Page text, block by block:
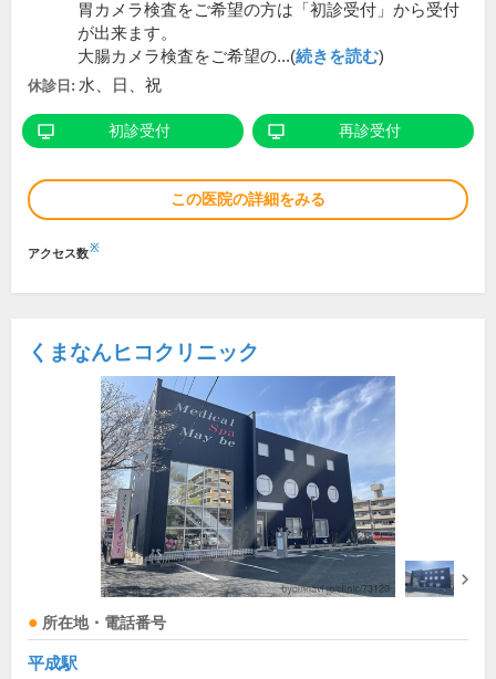
胃カメラ検査をご希望の方は「初診受付」から受付
が出来ます。
大腸カメラ検査をご希望の...(続きを読む)
休診日: 水、日、祝
初診受付 再診受付
この医院の詳細をみる
アクセス数※
くまなんヒコクリニック
所在地・電話番号
平成駅